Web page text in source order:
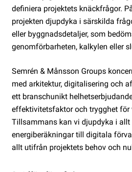
definiera projektets knäckfrågor.
projekten djupdyka i särskilda
eller byggnadsdetaljer, som
genomförbarheten, kalkylen eller
Semrén & Månsson Groups
med arkitektur, digitalisering och
ett branschunikt
effektivitetsfaktor och trygghet för
Tillsammans kan vi djupdyka i allt
energiberäkningar till digitala
allt utifrån projektets behov och